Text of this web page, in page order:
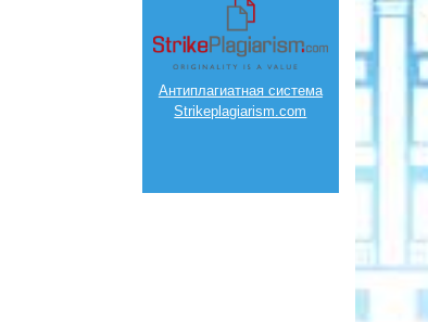
Антиплагиатная система
Strikeplagiarism.com